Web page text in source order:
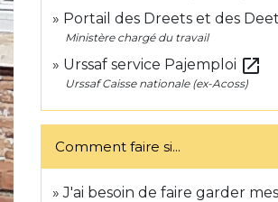
Portail des Dreets et des
Ministère chargé du travail
Urssaf service Pajemploi open_in_new
Urssaf Caisse nationale (ex-Acoss)
Comment faire si...
J'ai besoin de faire garder